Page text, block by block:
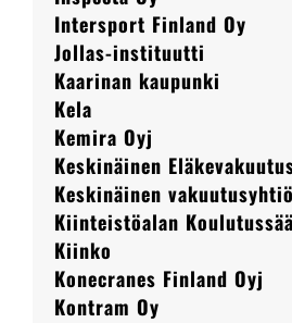
Intersport Finland Oy
Jollas-instituutti
Kaarinan kaupunki
Kela
Kemira Oyj
Keskinäinen
Keskinäinen
Kiinteistöalan
Kiinko
Konecranes Finland Oyj
Kontram Oy